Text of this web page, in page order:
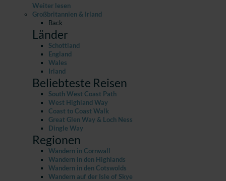
Weiter lesen
Großbritannien & Irland
Back
Länder
Schottland
England
Wales
Irland
Beliebteste Reisen
South West Coast Path
West Highland Way
Coast to Coast Walk
Great Glen Way & Loch Ness
Dingle Way
Regionen
Wandern in Cornwall
Wandern in den Highlands
Wandern in den Cotswolds
Wandern auf der Isle of Skye